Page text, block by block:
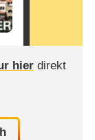
hierdirekt